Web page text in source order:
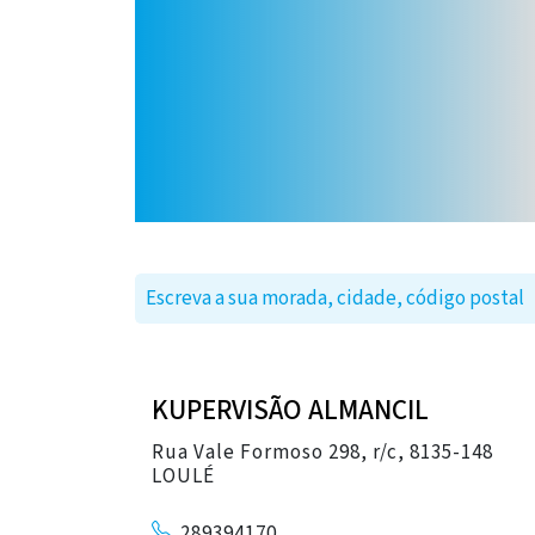
KUPERVISÃO ALMANCIL
Rua Vale Formoso 298, r/c, 8135-148
LOULÉ